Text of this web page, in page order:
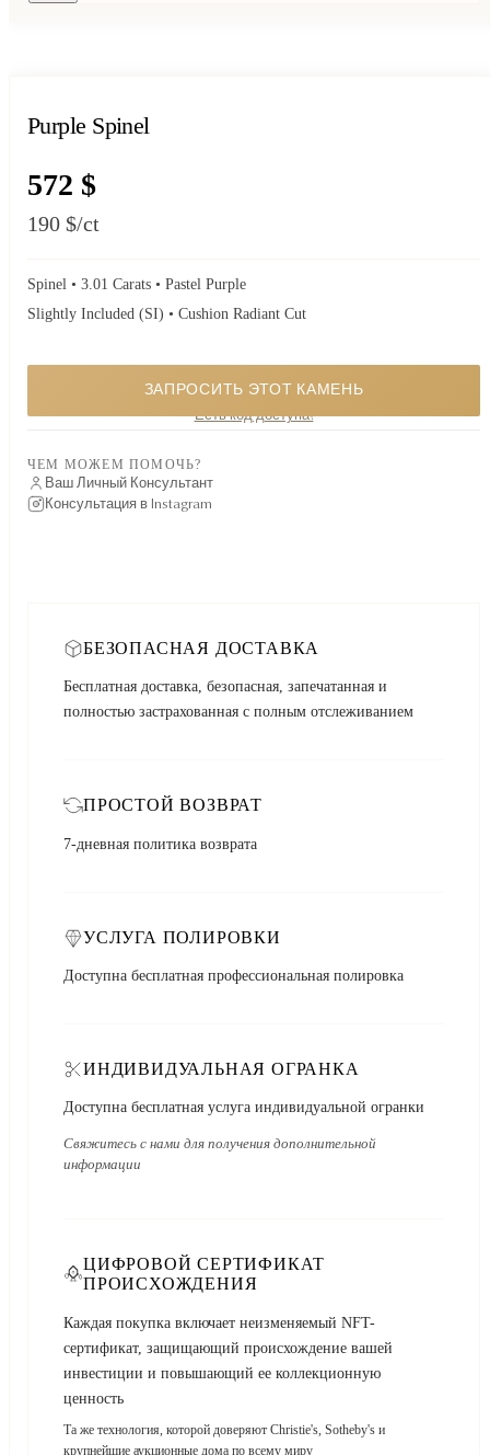
Purple Spinel
572 $
190 $/ct
Spinel • 3.01 Carats • Pastel Purple
Slightly Included (SI) • Cushion Radiant Cut
ЗАПРОСИТЬ ЭТОТ КАМЕНЬ
Есть код доступа?
ЧЕМ МОЖЕМ ПОМОЧЬ?
Ваш Личный Консультант
Консультация в Instagram
БЕЗОПАСНАЯ ДОСТАВКА
Бесплатная доставка, безопасная, запечатанная и
полностью застрахованная с полным отслеживанием
ПРОСТОЙ ВОЗВРАТ
7-дневная политика возврата
УСЛУГА ПОЛИРОВКИ
Доступна бесплатная профессиональная полировка
ИНДИВИДУАЛЬНАЯ ОГРАНКА
Доступна бесплатная услуга индивидуальной огранки
Свяжитесь с нами для получения дополнительной
информации
ЦИФРОВОЙ СЕРТИФИКАТ
ПРОИСХОЖДЕНИЯ
Каждая покупка включает неизменяемый NFT-
сертификат, защищающий происхождение вашей
инвестиции и повышающий ее коллекционную
ценность
Та же технология, которой доверяют Christie's, Sotheby's и
крупнейшие аукционные дома по всему миру